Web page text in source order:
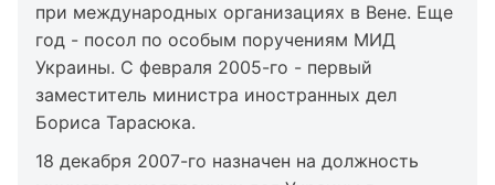
при международных организациях в Вене. Еще
год - посол по особым поручениям МИД
Украины. С февраля 2005-го - первый
заместитель министра иностранных дел
Бориса Тарасюка.
18 декабря 2007-го назначен на должность